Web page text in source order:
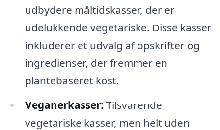
udbydere måltidskasser, der er
udelukkende vegetariske. Disse kasser
inkluderer et udvalg af opskrifter og
ingredienser, der fremmer en
plantebaseret kost.
Veganerkasser: Tilsvarende
vegetariske kasser, men helt uden